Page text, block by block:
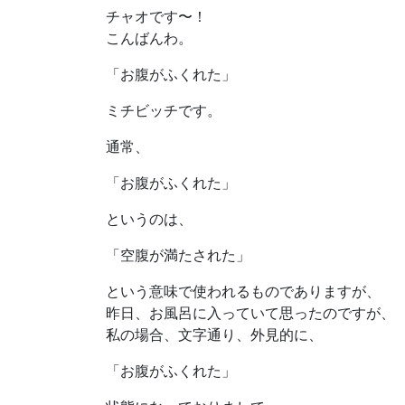
チャオです〜！
こんばんわ。
「お腹がふくれた」
ミチビッチです。
通常、
「お腹がふくれた」
というのは、
「空腹が満たされた」
という意味で使われるものでありますが、
昨日、お風呂に入っていて思ったのですが、
私の場合、文字通り、外見的に、
「お腹がふくれた」